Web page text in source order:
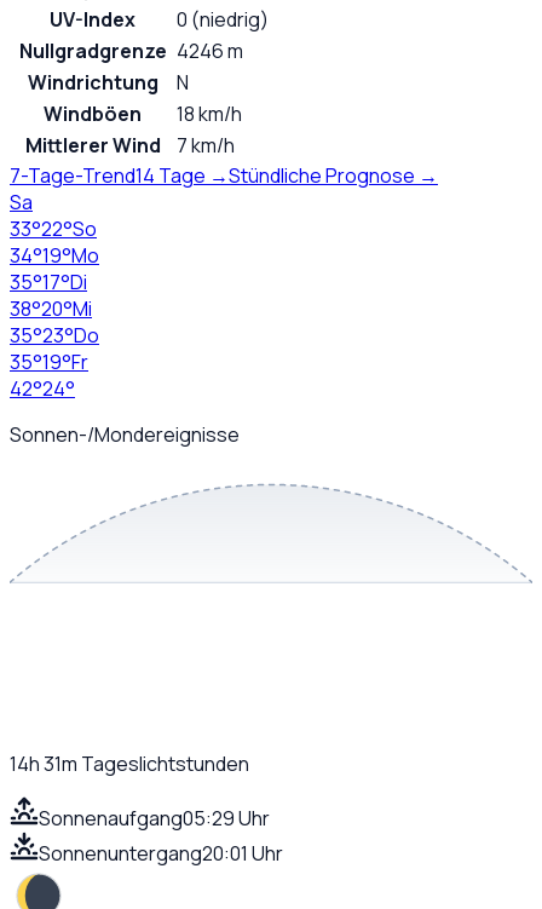
UV-Index
0 (niedrig)
Nullgradgrenze 4246 m
Windrichtung
N
Windböen
18 km/h
Mittlerer Wind
7 km/h
7-Tage-Trend14 Tage →Stündliche Prognose →
Sa
33°22°So
34°19°Mo
35°17°Di
38°20°Mi
35°23°Do
35°19°Fr
42°24°
Sonnen-/Mondereignisse
14h 31m Tageslichtstunden
Sonnenaufgang05:29 Uhr
Sonnenuntergang20:01 Uhr